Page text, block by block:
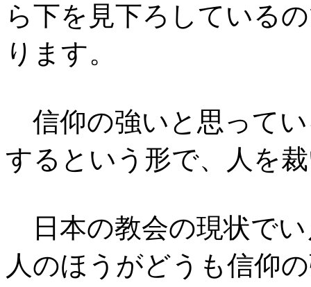
ら下を見下ろしている
ります。
信仰の強いと思って
するという形で、人を
日本の教会の現状で
人のほうがどうも信仰